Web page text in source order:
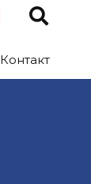
Контакт